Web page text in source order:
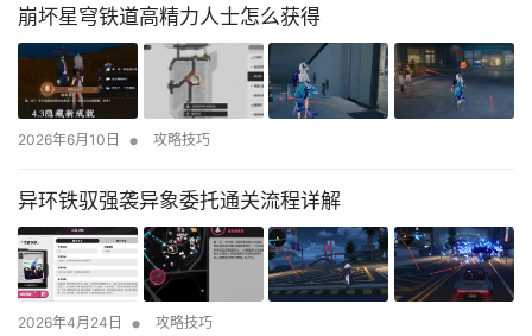
崩坏星穹铁道高精力人士怎么获得
2026年6月10日 • 攻略技巧
异环铁驭强袭异象委托通关流程详解
2026年4月24日 • 攻略技巧